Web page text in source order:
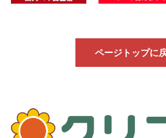
ページトップに